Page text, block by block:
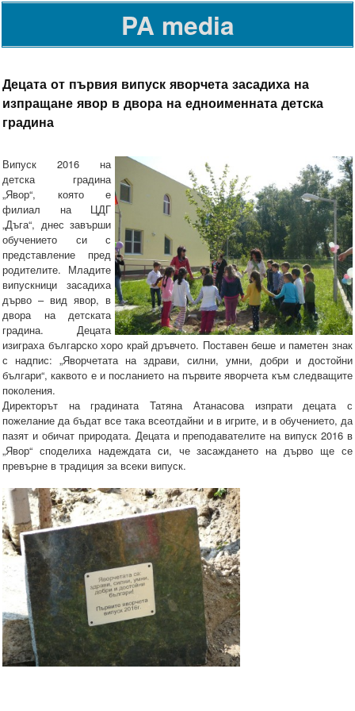
PA media
Децата от първия випуск яворчета засадиха на
изпращане явор в двора на едноименната детска
градина
Випуск 2016 на
детска градина
„Явор“, която е
филиал на ЦДГ
„Дъга“, днес завърши
обучението си с
представление пред
родителите. Младите
випускници засадиха
дърво – вид явор, в
двора на детската
градина. Децата
изиграха българско хоро край дръвчето. Поставен беше и паметен знак
с надпис: „Яворчетата на здрави, силни, умни, добри и достойни
българи“, каквото е и посланието на първите яворчета към следващите
поколения.
Директорът на градината Татяна Атанасова изпрати децата с
пожелание да бъдат все така всеотдайни и в игрите, и в обучението, да
пазят и обичат природата. Децата и преподавателите на випуск 2016 в
„Явор“ споделиха надеждата си, че засаждането на дърво ще се
превърне в традиция за всеки випуск.